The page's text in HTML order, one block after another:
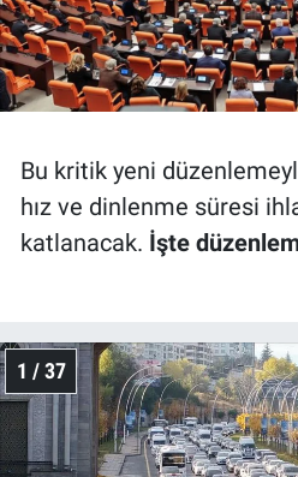
Bu kritik yeni
hız ve dinlenme süresi
katlanacak. İşte
1 / 37
Teknoloji
Ramazan